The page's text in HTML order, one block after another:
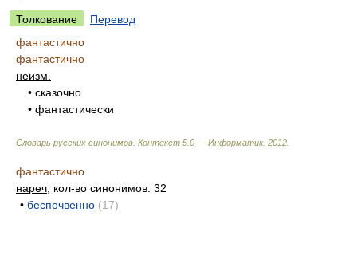
Толкование
Перевод
фантастично
фантастично
неизм.
• сказочно
• фантастически
Словарь русских синонимов. Контекст 5.0 — Информатик. 2012
фантастично
нареч , кол-во синонимов: 32
• беспочвенно (17)